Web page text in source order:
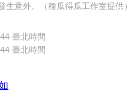
意外。（種瓜得瓜工作室提供）
臺北時間
臺北時間